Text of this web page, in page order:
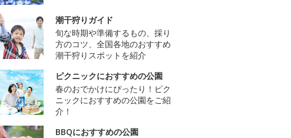
潮干狩りガイド
旬な時期や準備するもの、採り
方のコツ、全国各地のおすすめ
潮干狩りスポットを紹介
ピクニックにおすすめの公園
春のおでかけにぴったり！ピク
ニックにおすすめの公園をご紹
介！
BBQにおすすめの公園